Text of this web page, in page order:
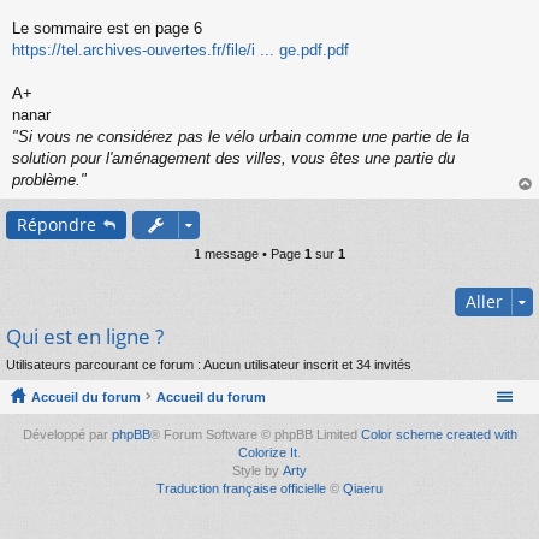
s
g
n
o
n
u
Le sommaire est en page 6
https://tel.archives-ouvertes.fr/file/i ... ge.pdf.pdf
A+
nanar
"Si vous ne considérez pas le vélo urbain comme une partie de la
solution pour l'aménagement des villes, vous êtes une partie du
problème."
au
Répondre
1 message • Page 1 sur 1
Aller
Qui est en ligne ?
Utilisateurs parcourant ce forum : Aucun utilisateur inscrit et 34 invités
Accueil du forum Accueil du forum
Développé par phpBB® Forum Software © phpBB Limited Color scheme created with
Colorize It
Style by Arty
Traduction française officielle © Qiaeru